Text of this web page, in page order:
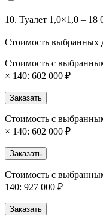
10. Туалет 1,0×1,0 – 18
Стоимость выбранных
Стоимость с
× 140: 602 000 ₽
Заказать
Стоимость с
× 140: 602 000 ₽
Заказать
Стоимость с
140: 927 000 ₽
Заказать